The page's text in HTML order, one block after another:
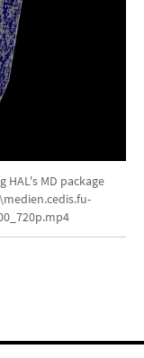
MD package